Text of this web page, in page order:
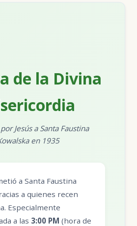
de la Divina
Jesús a Santa Faustina
en 1935
a Santa Faustina
a quienes recen
Especialmente
a las 3:00 PM (hora de